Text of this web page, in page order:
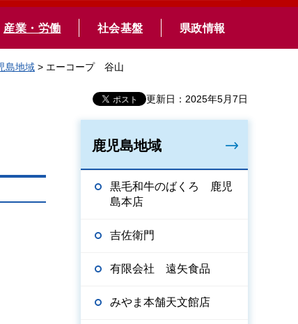
産業・労働 社会基盤 県政情報
島地域 > エーコープ 谷山
更新日：2025年5月7日
鹿児島地域
黒毛和牛のばくろ 鹿児
島本店
吉佐衛門
有限会社 遠矢食品
みやま本舗天文館店